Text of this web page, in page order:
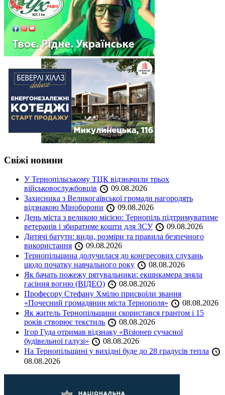
Свіжі новини
У Тернопільському ТЦК відзначили трьох
військовослужбовців
09.08.2026
Захисника з Великогаївської громади нагородять
відзнакою Міноборони
09.08.2026
День міста з великою місією: Тернопіль підтримуватиме
ветеранів і збиратиме кошти для ЗСУ
09.08.2026
Дитячі батути: види, розміри та правила безпечного
використання
09.08.2026
Тернопільщина долучилася до конгресових слухань
щодо початку навчального року
08.08.2026
Як бачать пожежу рятувальники: екшнкамера зняла
гасіння вогню (ВІДЕО)
08.08.2026
Професору Стефану Хмілю присвоїли звання
«Почесний громадянин міста Тернополя»
08.08.2026
Як житель Тернопільщини скористався грантом і 15
років створює текстиль
08.08.2026
Ігор Гуда отримав відзнаку «Візіонер сучасної
будівельної галузі»
08.08.2026
На Тернопільщині у вихідні буде до 28 градусів тепла
08.08.2026